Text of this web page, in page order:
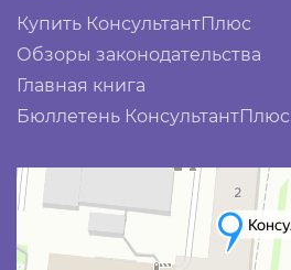
Купить КонсультантПлюс
Обзоры законодательства
Главная книга
Бюллетень КонсультантПлюс